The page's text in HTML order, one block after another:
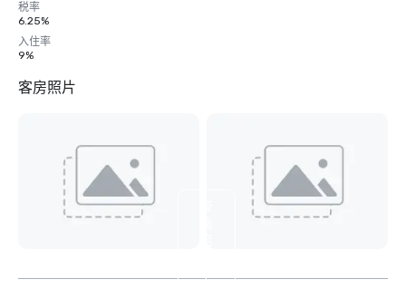
税率
6.25%
入住率
9%
客房照片
4